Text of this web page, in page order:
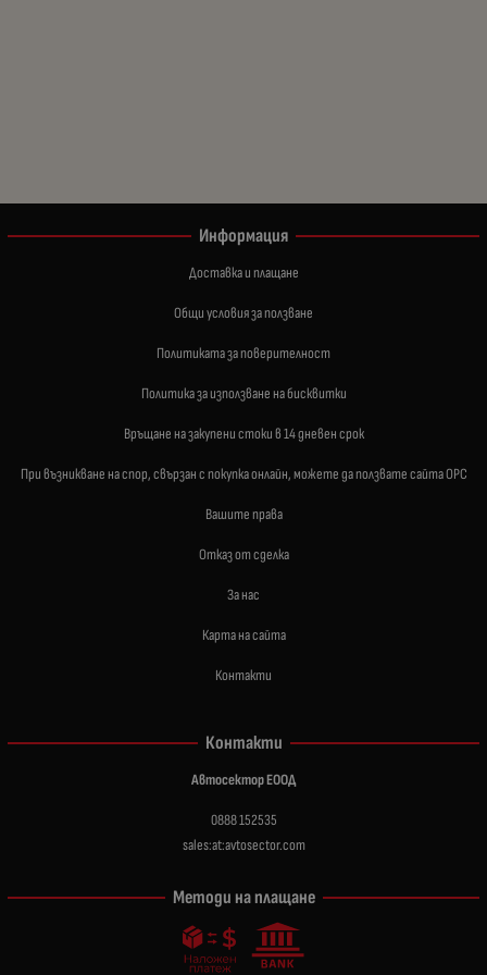
Информация
Доставка и плащане
Общи условия за ползване
Политиката за поверителност
Политика за използване на бисквитки
Връщане на закупени стоки в 14 дневен срок
При възникване на спор, свързан с покупка онлайн, можете да ползвате сайта ОРС
Вашите права
Отказ от сделка
За нас
Карта на сайта
Контакти
Контакти
Автосектор ЕООД
0888 152535
sales:at:avtosector.com
Методи на плащане